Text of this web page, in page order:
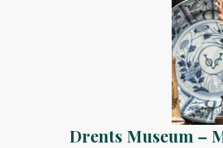
Drents Museum –